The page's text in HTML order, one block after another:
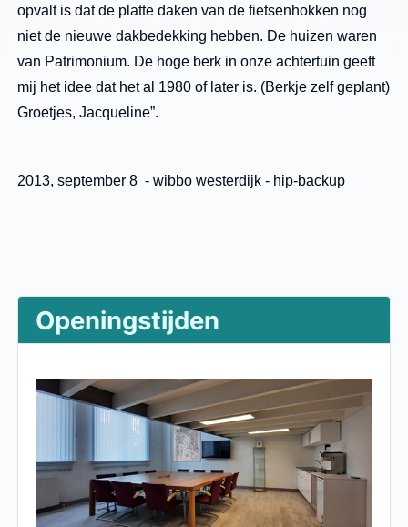
opvalt is dat de platte daken van de fietsenhokken nog
niet de nieuwe dakbedekking hebben. De huizen waren
van Patrimonium. De hoge berk in onze achtertuin geeft
mij het idee dat het al 1980 of later is. (Berkje zelf geplant)
Groetjes, Jacqueline”.
2013, september 8 - wibbo westerdijk - hip-backup
Openingstijden